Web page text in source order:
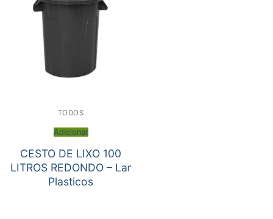
TODOS
Adicionar
CESTO DE LIXO 100
LITROS REDONDO – Lar
Plasticos